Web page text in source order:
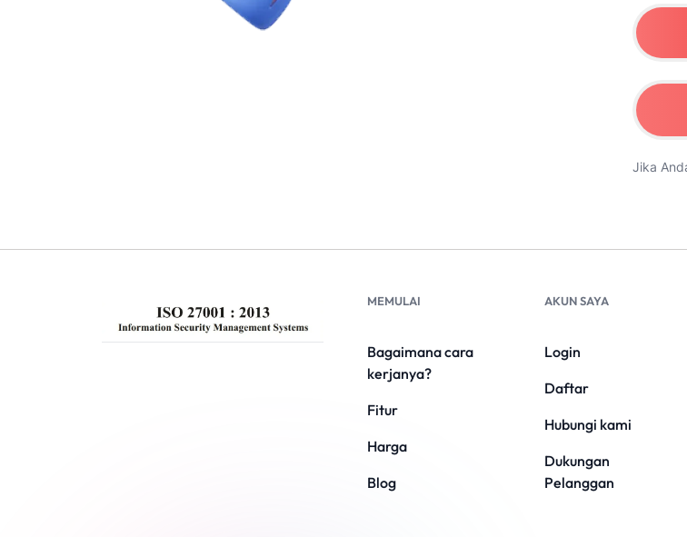
Jika
MEMULAI
Bagaimana cara
kerjanya?
Fitur
Harga
Blog
AKUN SAYA
Login
Daftar
Hubungi kami
Dukungan
Pelanggan